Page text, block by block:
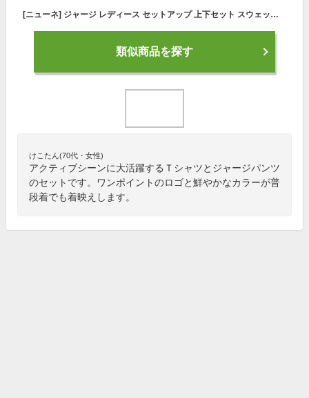
[ニューネ] ジャージ レディース セットアップ 上下セット スウェット Tシャツ パンツ 運動服 スポーツウェア 2点セット 夏物 大きいサイズ かぶり ルームウェア 上 可愛い 上下 着やせ シンプル おしゃれ 上下スウェット 薄手 普段着 韓国 韓国風 部屋着 xl おおきい かっこいい カジュアル キレイメ 春夏 ミセス かわいい 大人用 上下ジャージ ライトピンク 3S-W20-LPXL
類似商品を探す
けこたん(70代・女性)
アクティブシーンに大活躍するＴシャツとジャージパンツ
のセットです。ワンポイントのロゴと鮮やかなカラーが普
段着でも着映えします。